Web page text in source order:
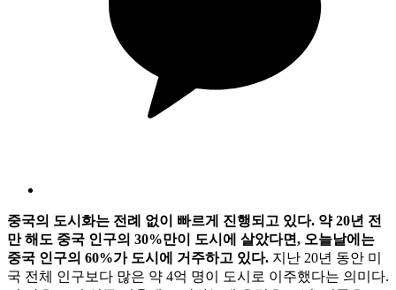
중국의 도시화는 전례 없이 빠르게 진행되고 있다. 약 20년 전
만 해도 중국 인구의 30%만이 도시에 살았다면, 오늘날에는
중국 인구의 60%가 도시에 거주하고 있다. 지난 20년 동안 미
국 전체 인구보다 많은 약 4억 명이 도시로 이주했다는 의미다.